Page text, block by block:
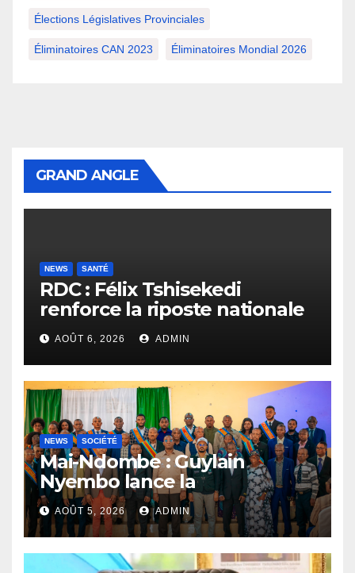
Élections Législatives Provinciales
Éliminatoires CAN 2023 Éliminatoires Mondial 2026
GRAND ANGLE
NEWS SANTÉ
RDC : Félix Tshisekedi
renforce la riposte nationale
contre l’épidémie d’Ebola
AOÛT 6, 2026 ADMIN
NEWS SOCIÉTÉ
Mai-Ndombe : Guylain
Nyembo lance la
sensibilisation au deuxième
recensement général à
Inongo
AOÛT 5, 2026 ADMIN